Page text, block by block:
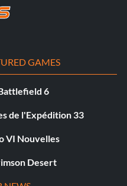
GAMES
6
de l'Expédition 33
VI Nouvelles
Desert